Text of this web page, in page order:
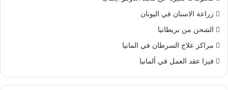
زراعة الاسنان في اليونان
الشحن من بريطانيا
مراكز علاج السرطان في المانيا
فيزا عقد العمل في ألمانيا